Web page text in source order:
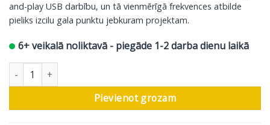
and-play USB darbību, un tā vienmērīgā frekvences atbilde
pieliks izcilu gala punktu jebkuram projektam.
6+ veikalā noliktavā - piegāde 1-2 darba dienu laikā
Marantz Pro USB kondensatora mikrofons MPM-1000U
Pievienot grozam